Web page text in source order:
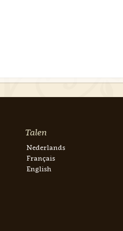
Talen
Nederlands
Français
English